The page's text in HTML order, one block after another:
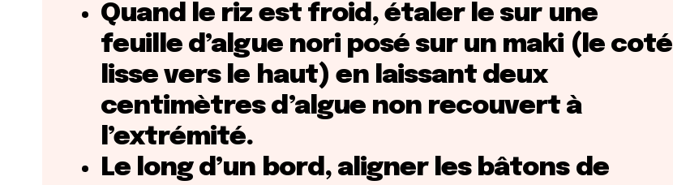
Quand le riz est froid, étaler le sur une
feuille d’algue nori posé sur un maki (le coté
lisse vers le haut) en laissant deux
centimètres d’algue non recouvert à
l’extrémité.
Le long d’un bord, aligner les bâtons de